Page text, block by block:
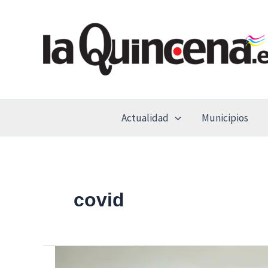
Actualidad Municipios
covid